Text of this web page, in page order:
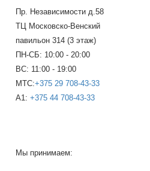
Пр. Независимости д.58
ТЦ Московско-Венский
павильон 314 (3 этаж)
ПН-СБ: 10:00 - 20:00
ВС: 11:00 - 19:00
МТС:+375 29 708-43-33
A1: +375 44 708-43-33
Мы принимаем: